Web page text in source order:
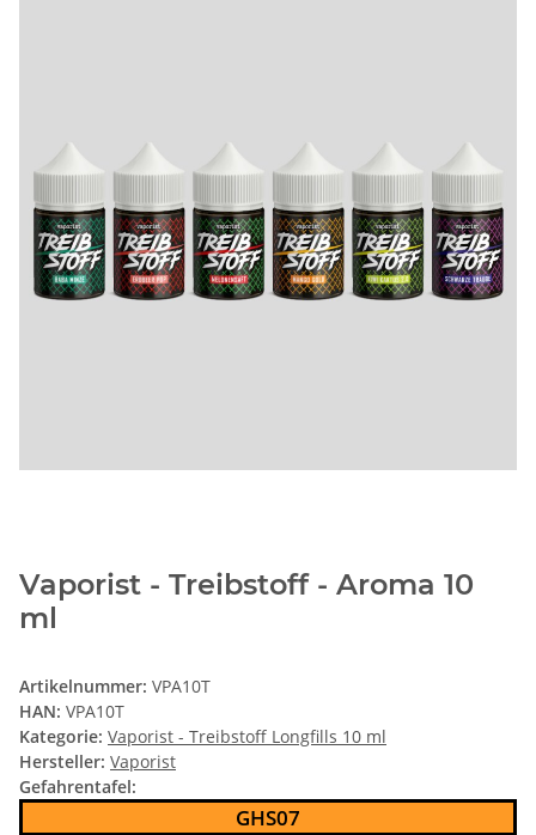
Vaporist - Treibstoff - Aroma 10
ml
Artikelnummer: VPA10T
HAN: VPA10T
Kategorie: Vaporist - Treibstoff Longfills 10 ml
Hersteller: Vaporist
Gefahrentafel:
GHS07